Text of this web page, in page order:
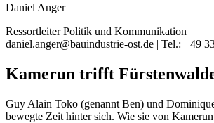
Daniel Anger
Ressortleiter Politik und Kommunikation
daniel.anger@bauindustrie-ost.de | Tel.: +49
Kamerun trifft
Guy Alain Toko (genannt Ben) und
bewegte Zeit hinter sich. Wie sie von